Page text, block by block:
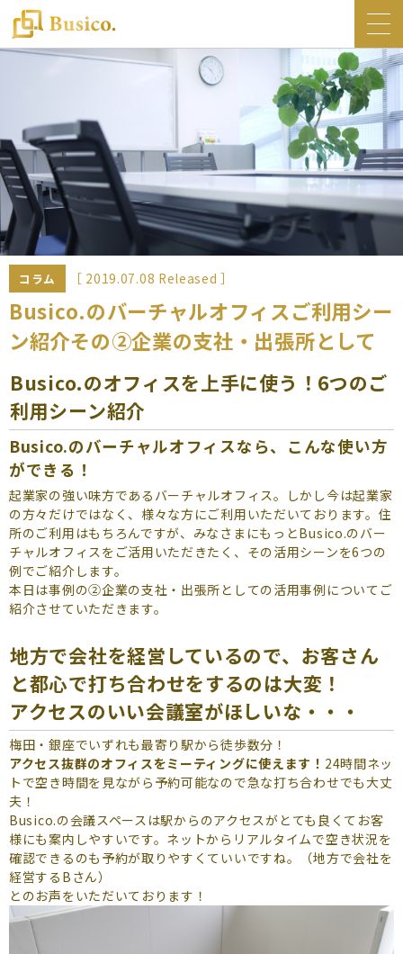
オフィス
Busico.銀座
Busico.梅田
料金・サービス
お知らせ
NEWS
コラム
Busico.通信
よくあるご質問
（会員専用）
お申し込み お問い合わせ
コラム ［ 2019.07.08 Released ］
Busico.のバーチャルオフィスご利用シー
ン紹介その②企業の支社・出張所として
Busico.のオフィスを上手に使う！6つのご
利用シーン紹介
Busico.のバーチャルオフィスなら、こんな使い方
ができる！
起業家の強い味方であるバーチャルオフィス。しかし今は起業家
の方々だけではなく、様々な方にご利用いただいております。住
所のご利用はもちろんですが、みなさまにもっとBusico.のバー
チャルオフィスをご活用いただきたく、その活用シーンを6つの
例でご紹介します。
本日は事例の②企業の支社・出張所としての活用事例についてご
紹介させていただきます。
地方で会社を経営しているので、お客さん
と都心で打ち合わせをするのは大変！
アクセスのいい会議室がほしいな・・・
梅田・銀座でいずれも最寄り駅から徒歩数分！
アクセス抜群のオフィスをミーティングに使えます！ 24時間ネッ
トで空き時間を見ながら予約可能なので急な打ち合わせでも大丈
夫！
Busico.の会議スペースは駅からのアクセスがとても良くてお客
様にも案内しやすいです。ネットからリアルタイムで空き状況を
確認できるのも予約が取りやすくていいですね。（地方で会社を
経営するBさん）
とのお声をいただいております！